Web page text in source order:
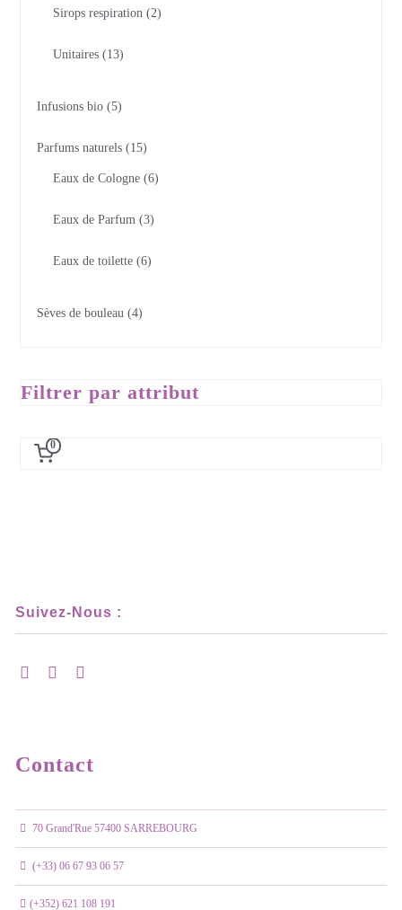
Sirops respiration 2
Unitaires 13
Infusions bio 5
Parfums naturels 15
Eaux de Cologne 6
Eaux de Parfum 3
Eaux de toilette 6
Sèves de bouleau 4
Filtrer par attribut
0
Suivez-Nous :
Contact
70 Grand'Rue 57400 SARREBOURG
(+33) 06 67 93 06 57
(+352) 621 108 191